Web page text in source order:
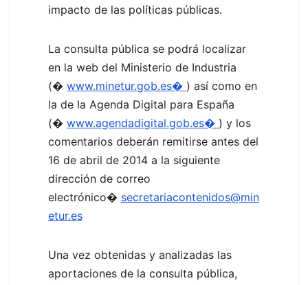
impacto de las políticas públicas.
La consulta pública se podrá localizar
en la web del Ministerio de Industria
(� www.minetur.gob.es� ) así como en
la de la Agenda Digital para España
(� www.agendadigital.gob.es� ) y los
comentarios deberán remitirse antes del
16 de abril de 2014 a la siguiente
dirección de correo
electrónico� secretariacontenidos@min
etur.es
Una vez obtenidas y analizadas las
aportaciones de la consulta pública,